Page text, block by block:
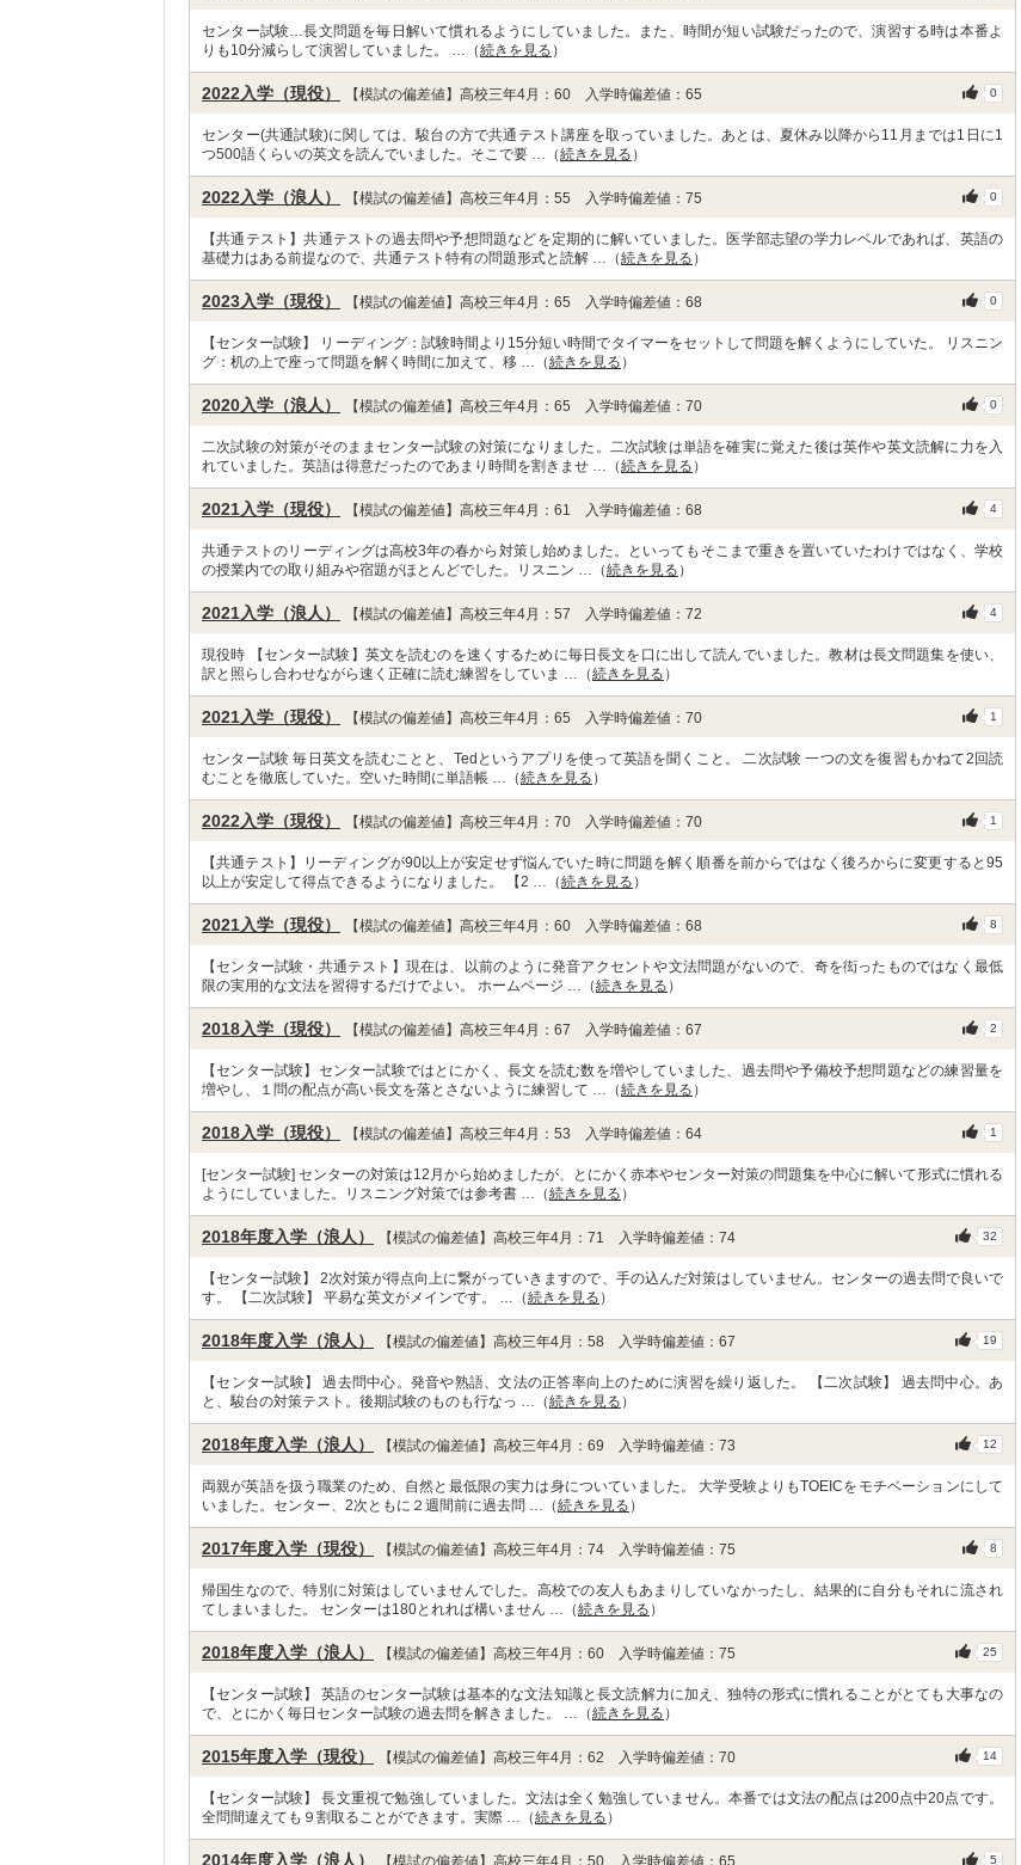
センター試験…長文問題を毎日解いて慣れるようにしていました。また、時間が短い試験だったので、演習する時は本番よ
りも10分減らして演習していました。 …（続きを見る ）
2022入学（現役） 【模試の偏差値】高校三年4月：60 入学時偏差値：65 0
センター(共通試験)に関しては、駿台の方で共通テスト講座を取っていました。あとは、夏休み以降から11月までは1日に1
つ500語くらいの英文を読んでいました。そこで要 …（続きを見る ）
2022入学（浪人） 【模試の偏差値】高校三年4月：55 入学時偏差値：75 0
【共通テスト】共通テストの過去問や予想問題などを定期的に解いていました。医学部志望の学力レベルであれば、英語の
基礎力はある前提なので、共通テスト特有の問題形式と読解 …（続きを見る ）
2023入学（現役） 【模試の偏差値】高校三年4月：65 入学時偏差値：68 0
【センター試験】 リーディング：試験時間より15分短い時間でタイマーをセットして問題を解くようにしていた。 リスニン
グ：机の上で座って問題を解く時間に加えて、移 …（続きを見る ）
2020入学（浪人） 【模試の偏差値】高校三年4月：65 入学時偏差値：70 0
二次試験の対策がそのままセンター試験の対策になりました。二次試験は単語を確実に覚えた後は英作や英文読解に力を入
れていました。英語は得意だったのであまり時間を割きませ …（続きを見る ）
2021入学（現役） 【模試の偏差値】高校三年4月：61 入学時偏差値：68 4
共通テストのリーディングは高校3年の春から対策し始めました。といってもそこまで重きを置いていたわけではなく、学校
の授業内での取り組みや宿題がほとんどでした。リスニン …（続きを見る ）
2021入学（浪人） 【模試の偏差値】高校三年4月：57 入学時偏差値：72 4
現役時 【センター試験】英文を読むのを速くするために毎日長文を口に出して読んでいました。教材は長文問題集を使い、
訳と照らし合わせながら速く正確に読む練習をしていま …（続きを見る ）
2021入学（現役） 【模試の偏差値】高校三年4月：65 入学時偏差値：70 1
センター試験 毎日英文を読むことと、Tedというアプリを使って英語を聞くこと。 二次試験 一つの文を復習もかねて2回読
むことを徹底していた。空いた時間に単語帳 …（続きを見る ）
2022入学（現役） 【模試の偏差値】高校三年4月：70 入学時偏差値：70 1
【共通テスト】リーディングが90以上が安定せず悩んでいた時に問題を解く順番を前からではなく後ろからに変更すると95
以上が安定して得点できるようになりました。 【2 …（続きを見る ）
2021入学（現役） 【模試の偏差値】高校三年4月：60 入学時偏差値：68 8
【センター試験・共通テスト】現在は、以前のように発音アクセントや文法問題がないので、奇を衒ったものではなく最低
限の実用的な文法を習得するだけでよい。 ホームページ …（続きを見る ）
2018入学（現役） 【模試の偏差値】高校三年4月：67 入学時偏差値：67 2
【センター試験】センター試験ではとにかく、長文を読む数を増やしていました、過去問や予備校予想問題などの練習量を
増やし、１問の配点が高い長文を落とさないように練習して …（続きを見る ）
2018入学（現役） 【模試の偏差値】高校三年4月：53 入学時偏差値：64 1
[センター試験] センターの対策は12月から始めましたが、とにかく赤本やセンター対策の問題集を中心に解いて形式に慣れる
ようにしていました。リスニング対策では参考書 …（続きを見る ）
2018年度入学（浪人） 【模試の偏差値】高校三年4月：71 入学時偏差値：74 32
【センター試験】 2次対策が得点向上に繋がっていきますので、手の込んだ対策はしていません。センターの過去問で良いで
す。 【二次試験】 平易な英文がメインです。 …（続きを見る ）
2018年度入学（浪人） 【模試の偏差値】高校三年4月：58 入学時偏差値：67 19
【センター試験】 過去問中心。発音や熟語、文法の正答率向上のために演習を繰り返した。 【二次試験】 過去問中心。あ
と、駿台の対策テスト。後期試験のものも行なっ …（続きを見る ）
2018年度入学（浪人） 【模試の偏差値】高校三年4月：69 入学時偏差値：73 12
両親が英語を扱う職業のため、自然と最低限の実力は身についていました。 大学受験よりもTOEICをモチベーションにして
いました。センター、2次ともに２週間前に過去問 …（続きを見る ）
2017年度入学（現役） 【模試の偏差値】高校三年4月：74 入学時偏差値：75 8
帰国生なので、特別に対策はしていませんでした。高校での友人もあまりしていなかったし、結果的に自分もそれに流され
てしまいました。 センターは180とれれば構いません …（続きを見る ）
2018年度入学（浪人） 【模試の偏差値】高校三年4月：60 入学時偏差値：75 25
【センター試験】 英語のセンター試験は基本的な文法知識と長文読解力に加え、独特の形式に慣れることがとても大事なの
で、とにかく毎日センター試験の過去問を解きました。 …（続きを見る ）
2015年度入学（現役） 【模試の偏差値】高校三年4月：62 入学時偏差値：70 14
【センター試験】 長文重視で勉強していました。文法は全く勉強していません。本番では文法の配点は200点中20点です。
全問間違えても９割取ることができます。実際 …（続きを見る ）
2014年度入学（浪人） 【模試の偏差値】高校三年4月：50 入学時偏差値：65 5